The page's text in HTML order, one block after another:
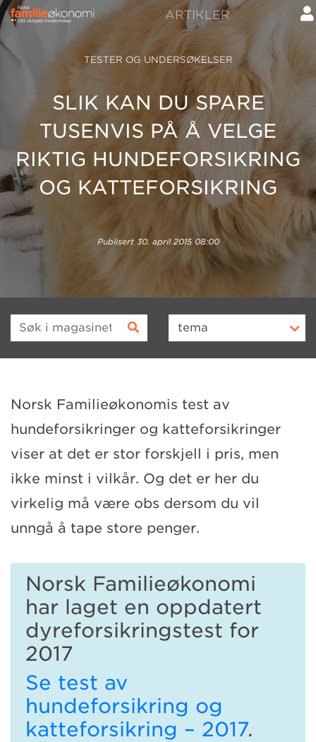
ARTIKLER
TESTER OG UNDERSØKELSER
SLIK KAN DU SPARE
TUSENVIS PÅ Å VELGE
RIKTIG HUNDEFORSIKRING
OG KATTEFORSIKRING
Publisert 30. april 2015 08:00
Søk i magasinet tema
Norsk Familieøkonomis test av
hundeforsikringer og katteforsikringer
viser at det er stor forskjell i pris, men
ikke minst i vilkår. Og det er her du
virkelig må være obs dersom du vil
unngå å tape store penger.
Norsk Familieøkonomi
har laget en oppdatert
dyreforsikringstest for
2017
Se test av
hundeforsikring og
katteforsikring – 2017.